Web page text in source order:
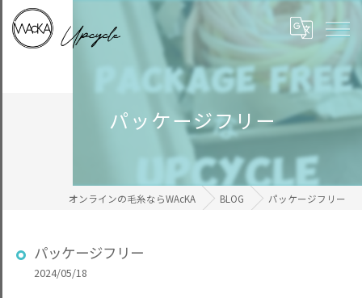
パッケージフリー
オンラインの毛糸ならWAcKA BLOG パッケージフリー
パッケージフリー
2024/05/18